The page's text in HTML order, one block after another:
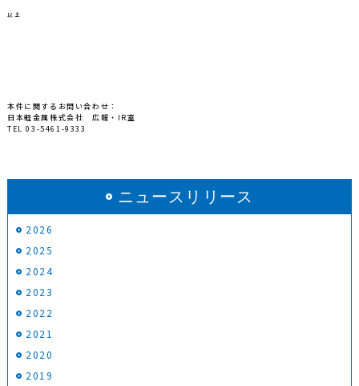
以上
本件に関するお問い合わせ：
日本軽金属株式会社 広報・IR室
TEL 03-5461-9333
ニュースリリース
2026
2025
2024
2023
2022
2021
2020
2019